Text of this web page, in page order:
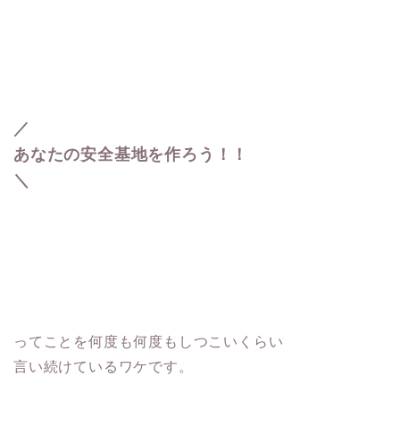
／
あなたの安全基地を作ろう！！
＼
ってことを何度も何度もしつこいくらい
言い続けているワケです。